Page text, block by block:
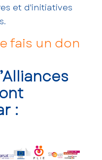
et d'initiatives
fais un don
: